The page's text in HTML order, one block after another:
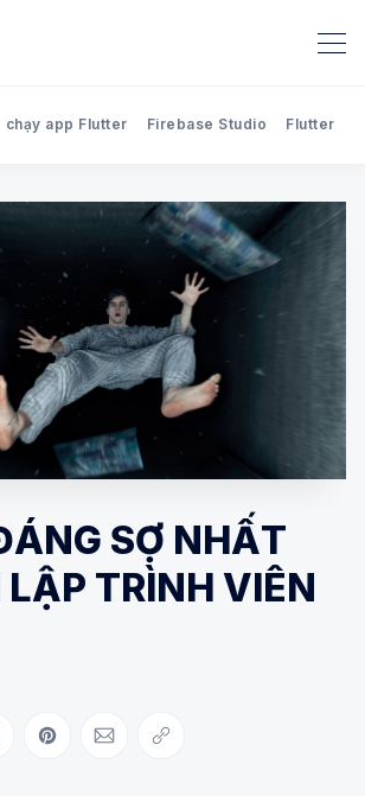
Search Blog Học lập trình
chạy app Flutter Firebase Studio Flutter
SỢ NHẤT
TRÌNH VIÊN
on LinkedIn
Share on Pinterest
Share via Email
Copy link